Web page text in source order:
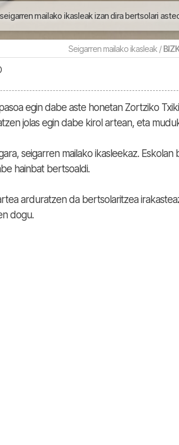
mailako ikasleak izan dira bertsolari
Seigarren mailako ikasleak /
egin dabe aste honetan Zortziko
jolas egin dabe kirol artean, eta
seigarren mailako ikasleekaz.
hainbat bertsoaldi.
arduratzen da bertsolaritzea
dogu.